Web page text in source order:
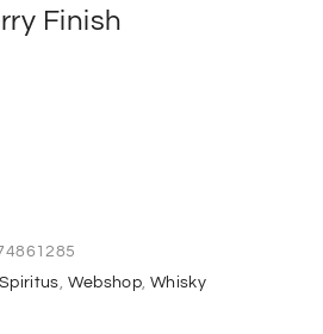
Finish
Spiritus, Webshop, Whisky